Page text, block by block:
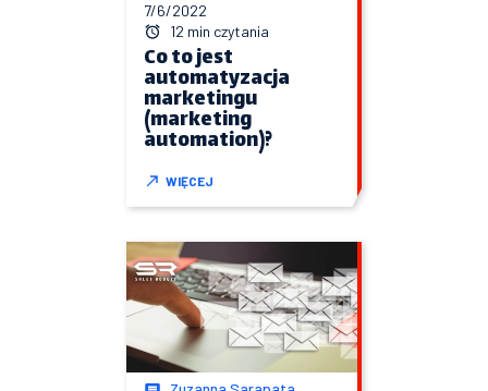
7/6/2022
12 min czytania
Co to jest
automatyzacja
marketingu
(marketing
automation)?
WIĘCEJ